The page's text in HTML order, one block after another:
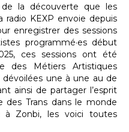
la découverte que les
radio KEXP envoie depuis
enregistrer des sessions
programmé·es début
ces sessions ont été
des Métiers Artistiques
une à une au de
ainsi de partager l’esprit
Trans dans le monde
à Zonbi, les voici toutes